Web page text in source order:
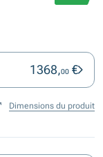
1368,00 €
Dimensions du produit